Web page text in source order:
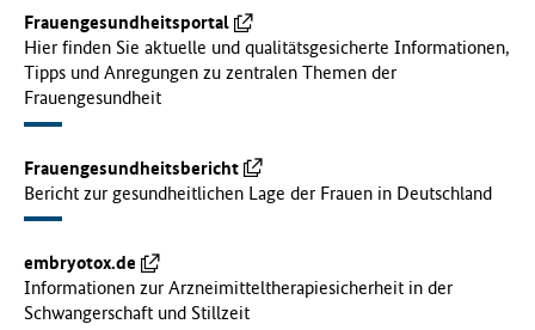
Frauengesundheitsportal
Hier finden Sie aktuelle und qualitätsgesicherte Informationen,
Tipps und Anregungen zu zentralen Themen der
Frauengesundheit
Frauengesundheitsbericht
Bericht zur gesundheitlichen Lage der Frauen in Deutschland
embryotox.de
Informationen zur Arzneimitteltherapiesicherheit in der
Schwangerschaft und Stillzeit